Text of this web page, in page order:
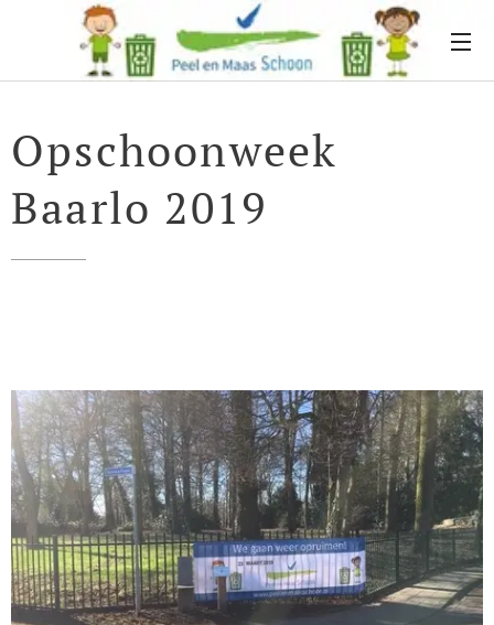
Opschoonweek
Baarlo 2019